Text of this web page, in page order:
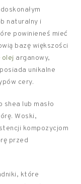
naturalny i
powinieneś mieć
bazę większości
olej arganowy,
unikalne
cery.
shea lub masło
Woski,
kompozycjom
przed
które